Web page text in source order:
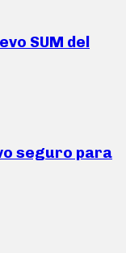
SUM del
seguro para